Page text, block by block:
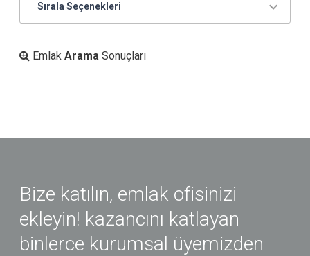
Sırala Seçenekleri
Emlak Arama Sonuçları
Bize katılın, emlak ofisinizi
ekleyin! kazancını katlayan
binlerce kurumsal üyemizden